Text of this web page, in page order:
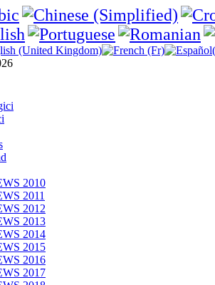
2010
2011
2012
2013
2014
2015
2016
2017